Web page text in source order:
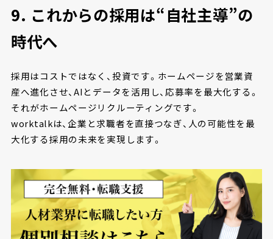
9. これからの採用は“自社主導”の
時代へ
採用はコストではなく、投資です。ホームページを営業資
産へ進化させ、AIとデータを活用し、応募率を最大化する。
それがホームページリクルーティングです。
worktalkは、企業と求職者を直接つなぎ、人の可能性を最
大化する採用の未来を実現します。